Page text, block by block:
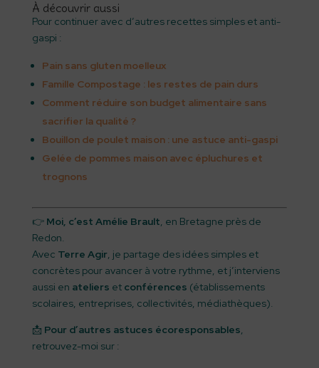
À découvrir aussi
Pour continuer avec d’autres recettes simples et anti-
gaspi :
Pain sans gluten moelleux
Famille Compostage : les restes de pain durs
Comment réduire son budget alimentaire sans
sacrifier la qualité ?
Bouillon de poulet maison : une astuce anti-gaspi
Gelée de pommes maison avec épluchures et
trognons
👉 Moi, c’est Amélie Brault, en Bretagne près de
Redon.
Avec Terre Agir, je partage des idées simples et
concrètes pour avancer à votre rythme, et j’interviens
aussi en ateliers et conférences (établissements
scolaires, entreprises, collectivités, médiathèques).
📩 Pour d’autres astuces écoresponsables,
retrouvez-moi sur :